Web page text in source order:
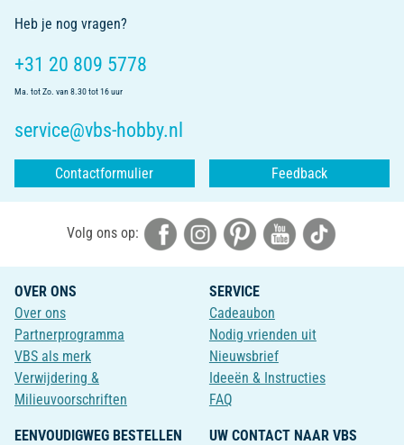
Heb je nog vragen?
+31 20 809 5778
Ma. tot Zo. van 8.30 tot 16 uur
service@vbs-hobby.nl
Contactformulier Feedback
Volg ons op:
OVER ONS
Over ons
Partnerprogramma
VBS als merk
Verwijdering &
Milieuvoorschriften
SERVICE
Cadeaubon
Nodig vrienden uit
Nieuwsbrief
Ideeën & Instructies
FAQ
EENVOUDIGWEG BESTELLEN
UW CONTACT NAAR VBS